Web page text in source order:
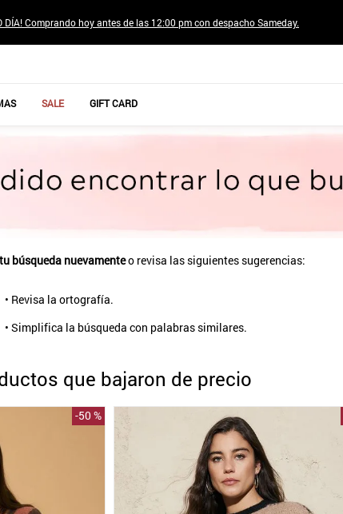
DÍA! Comprando hoy antes de las 12:00 pm con despacho Sameday.
SALE GIFT CARD
búsqueda nuevamenteo revisa las siguientes sugerencias:
• Revisa la ortografía.
• Simplifica la búsqueda con palabras similares.
que bajaron de precio
-50 %
.
sweter
6 .
botin
aros